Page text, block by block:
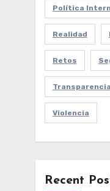
Política
Realidad
Retos
Transparencia
Violencia
Recent